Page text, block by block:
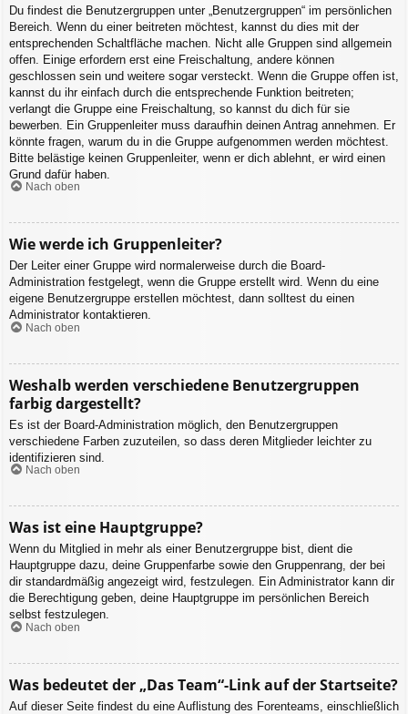
Du findest die Benutzergruppen unter „Benutzergruppen“ im persönlichen
Bereich. Wenn du einer beitreten möchtest, kannst du dies mit der
entsprechenden Schaltfläche machen. Nicht alle Gruppen sind allgemein
offen. Einige erfordern erst eine Freischaltung, andere können
geschlossen sein und weitere sogar versteckt. Wenn die Gruppe offen ist,
kannst du ihr einfach durch die entsprechende Funktion beitreten;
verlangt die Gruppe eine Freischaltung, so kannst du dich für sie
bewerben. Ein Gruppenleiter muss daraufhin deinen Antrag annehmen. Er
könnte fragen, warum du in die Gruppe aufgenommen werden möchtest.
Bitte belästige keinen Gruppenleiter, wenn er dich ablehnt, er wird einen
Grund dafür haben.
Nach oben
Wie werde ich Gruppenleiter?
Der Leiter einer Gruppe wird normalerweise durch die Board-
Administration festgelegt, wenn die Gruppe erstellt wird. Wenn du eine
eigene Benutzergruppe erstellen möchtest, dann solltest du einen
Administrator kontaktieren.
Nach oben
Weshalb werden verschiedene Benutzergruppen
farbig dargestellt?
Es ist der Board-Administration möglich, den Benutzergruppen
verschiedene Farben zuzuteilen, so dass deren Mitglieder leichter zu
identifizieren sind.
Nach oben
Was ist eine Hauptgruppe?
Wenn du Mitglied in mehr als einer Benutzergruppe bist, dient die
Hauptgruppe dazu, deine Gruppenfarbe sowie den Gruppenrang, der bei
dir standardmäßig angezeigt wird, festzulegen. Ein Administrator kann dir
die Berechtigung geben, deine Hauptgruppe im persönlichen Bereich
selbst festzulegen.
Nach oben
Was bedeutet der „Das Team“-Link auf der Startseite?
Auf dieser Seite findest du eine Auflistung des Forenteams, einschließlich